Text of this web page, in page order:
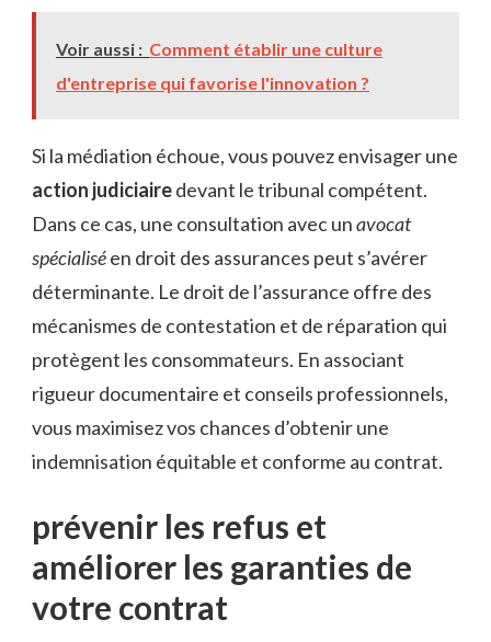
Voir aussi : Comment établir une culture
d'entreprise qui favorise l'innovation ?
Si la médiation échoue, vous pouvez envisager une
action judiciairedevant le tribunal compétent.
Dans ce cas, une consultation avec unavocat
spécialiséen droit des assurances peut s’avérer
déterminante. Le droit de l’assurance offre des
mécanismes de contestation et de réparation qui
protègent les consommateurs. En associant
rigueur documentaire et conseils professionnels,
vous maximisez vos chances d’obtenir une
indemnisation équitable et conforme au contrat.
prévenir les refus et
améliorer les garanties de
votre contrat